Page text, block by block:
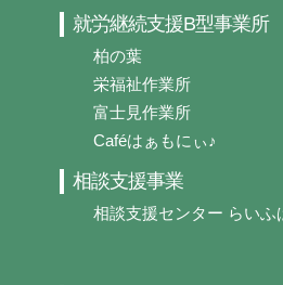
就労継続支援B型事業所
柏の葉
栄福祉作業所
富士見作業所
Caféはぁもにぃ♪
相談支援事業
相談支援センター らいふ